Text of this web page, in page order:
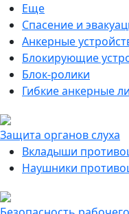
Еще
Спасение и
Анкерные
Блокирующие
Блок-ролики
Гибкие анкерные
Защита органов слуха
Вкладыши
Наушники